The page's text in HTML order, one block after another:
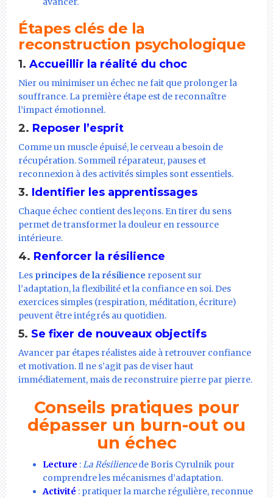
Étapes clés de la
reconstruction psychologique
1. Accueillir la réalité du choc
Nier ou minimiser un échec ne fait que prolonger la
souffrance. La première étape est de reconnaître
l’impact émotionnel.
2. Reposer l’esprit
Comme un muscle épuisé, le cerveau a besoin de
récupération. Sommeil réparateur, pauses et
reconnexion à des activités simples sont essentiels.
3. Identifier les apprentissages
Chaque échec contient des leçons. En tirer du sens
permet de transformer la douleur en ressource
intérieure.
4. Renforcer la résilience
Les principes de la résilience reposent sur
l’adaptation, la flexibilité et la confiance en soi. Des
exercices simples (respiration, méditation, écriture)
peuvent être intégrés au quotidien.
5. Se fixer de nouveaux objectifs
Avancer par étapes réalistes aide à retrouver confiance
et motivation. Il ne s’agit pas de viser haut
immédiatement, mais de reconstruire pierre par pierre.
Conseils pratiques pour
dépasser un burn-out ou
un échec
Lecture :La Résiliencede Boris Cyrulnik pour
comprendre les mécanismes d’adaptation.
Activité : pratiquer la marche régulière, reconnue